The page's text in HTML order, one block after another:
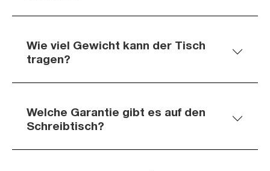
Wie viel Gewicht kann der Tisch
tragen?
Welche Garantie gibt es auf den
Schreibtisch?